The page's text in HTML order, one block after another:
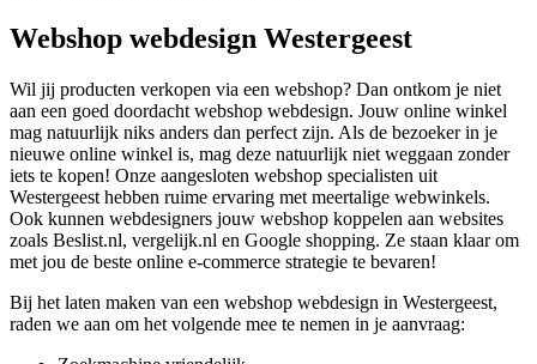
Webshop webdesign Westergeest
Wil jij producten verkopen via een webshop? Dan ontkom je niet
aan een goed doordacht webshop webdesign. Jouw online winkel
mag natuurlijk niks anders dan perfect zijn. Als de bezoeker in je
nieuwe online winkel is, mag deze natuurlijk niet weggaan zonder
iets te kopen! Onze aangesloten webshop specialisten uit
Westergeest hebben ruime ervaring met meertalige webwinkels.
Ook kunnen webdesigners jouw webshop koppelen aan websites
zoals Beslist.nl, vergelijk.nl en Google shopping. Ze staan klaar om
met jou de beste online e-commerce strategie te bevaren!
Bij het laten maken van een webshop webdesign in Westergeest,
raden we aan om het volgende mee te nemen in je aanvraag: